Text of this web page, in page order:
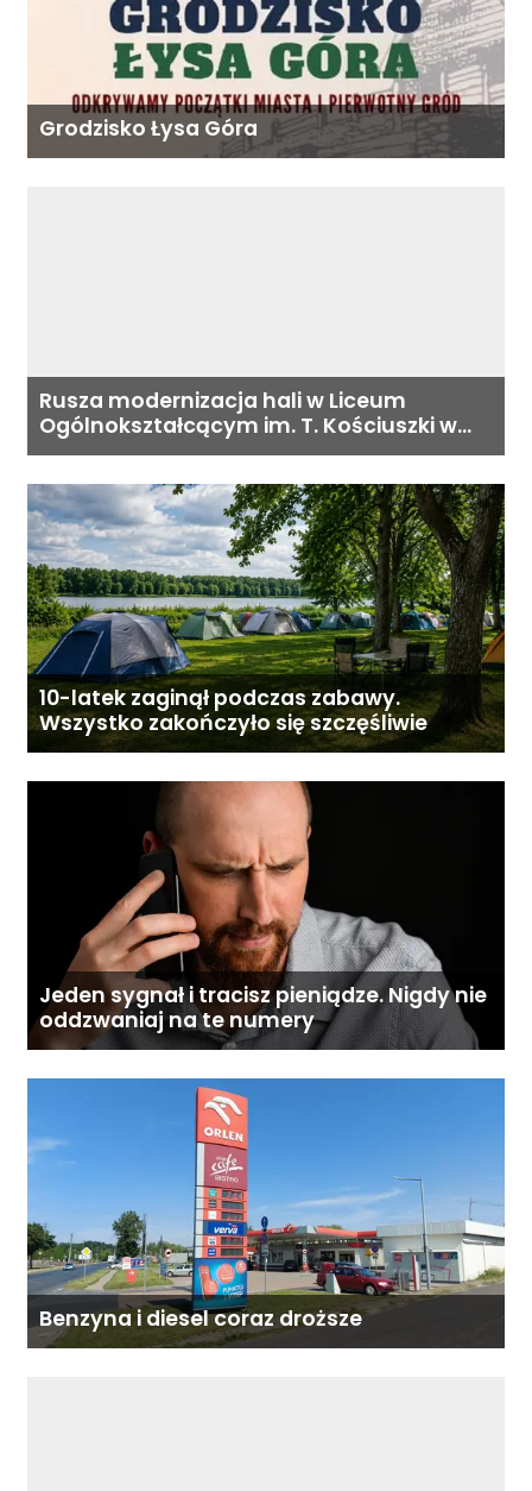
Grodzisko Łysa Góra
Rusza modernizacja hali w Liceum
Ogólnokształcącym im. T. Kościuszki w
Gostyninie
10-latek zaginął podczas zabawy.
Wszystko zakończyło się szczęśliwie
Jeden sygnał i tracisz pieniądze. Nigdy nie
oddzwaniaj na te numery
Benzyna i diesel coraz droższe